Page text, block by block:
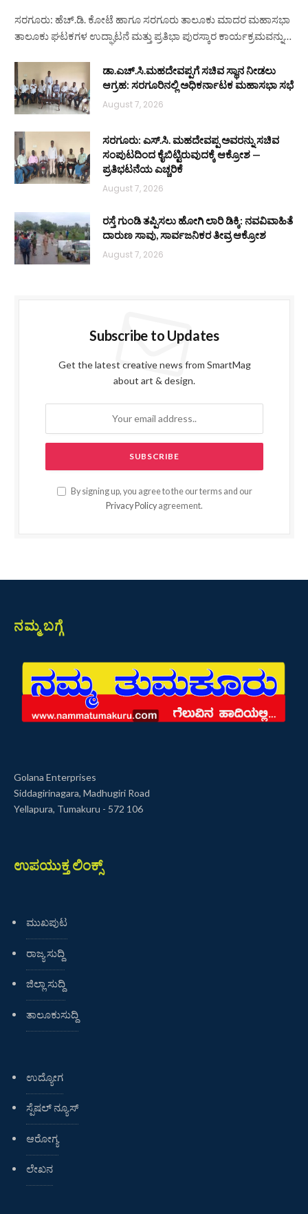
ಸರಗೂರು: ಹೆಚ್.ಡಿ. ಕೋಟೆ ಹಾಗೂ ಸರಗೂರು ತಾಲೂಕು ಮಾದರ ಮಹಾಸಭಾ
ತಾಲೂಕು ಘಟಕಗಳ ಉದ್ಘಾಟನೆ ಮತ್ತು ಪ್ರತಿಭಾ ಪುರಸ್ಕಾರ ಕಾರ್ಯಕ್ರಮವನ್ನು…
ಡಾ.ಎಚ್.ಸಿ.ಮಹದೇವಪ್ಪಗೆ ಸಚಿವ ಸ್ಥಾನ ನೀಡಲು
ಆಗ್ರಹ: ಸರಗೂರಿನಲ್ಲಿ ಅಧಿಕರ್ನಾಟಕ ಮಹಾಸಭಾ ಸಭೆ
August 7, 2026
ಸರಗೂರು: ಎಸ್.ಸಿ. ಮಹದೇವಪ್ಪ ಅವರನ್ನು ಸಚಿವ
ಸಂಪುಟದಿಂದ ಕೈಬಿಟ್ಟಿರುವುದಕ್ಕೆ ಆಕ್ರೋಶ —
ಪ್ರತಿಭಟನೆಯ ಎಚ್ಚರಿಕೆ
August 7, 2026
ರಸ್ತೆ ಗುಂಡಿ ತಪ್ಪಿಸಲು ಹೋಗಿ ಲಾರಿ ಡಿಕ್ಕಿ: ನವವಿವಾಹಿತೆ
ದಾರುಣ ಸಾವು, ಸಾರ್ವಜನಿಕರ ತೀವ್ರ ಆಕ್ರೋಶ
August 7, 2026
Subscribe to Updates
Get the latest creative news from SmartMag
about art & design.
By signing up, you agree to the our terms and our
Privacy Policy agreement.
ನಮ್ಮ ಬಗ್ಗೆ
Golana Enterprises
Siddagirinagara, Madhugiri Road
Yellapura, Tumakuru - 572 106
ಉಪಯುಕ್ತ ಲಿಂಕ್ಸ್
ಮುಖಪುಟ
ರಾಜ್ಯ ಸುದ್ದಿ
ಜಿಲ್ಲಾ ಸುದ್ದಿ
ತಾಲೂಕುಸುದ್ದಿ
ಉದ್ಯೋಗ
ಸ್ಪೆಷಲ್ ನ್ಯೂಸ್
ಆರೋಗ್ಯ
ಲೇಖನ